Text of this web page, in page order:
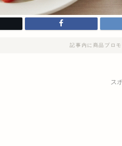
記事内に商品プロ
ス